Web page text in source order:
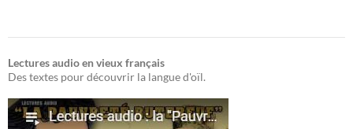
Lectures audio en vieux français
Des textes pour découvrir la langue d'oïl.